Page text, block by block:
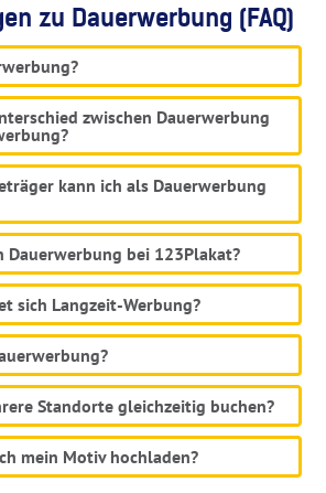
zu Dauerwerbung (FAQ)
zwischen Dauerwerbung
kann ich als Dauerwerbung
Dauerwerbung bei 123Plakat?
sich Langzeit-Werbung?
Standorte gleichzeitig buchen?
mein Motiv hochladen?